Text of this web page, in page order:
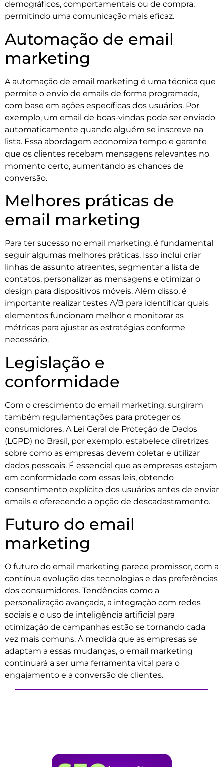
demográficos, comportamentais ou de compra,
permitindo uma comunicação mais eficaz.
Automação de email
marketing
A automação de email marketing é uma técnica que
permite o envio de emails de forma programada,
com base em ações específicas dos usuários. Por
exemplo, um email de boas-vindas pode ser enviado
automaticamente quando alguém se inscreve na
lista. Essa abordagem economiza tempo e garante
que os clientes recebam mensagens relevantes no
momento certo, aumentando as chances de
conversão.
Melhores práticas de
email marketing
Para ter sucesso no email marketing, é fundamental
seguir algumas melhores práticas. Isso inclui criar
linhas de assunto atraentes, segmentar a lista de
contatos, personalizar as mensagens e otimizar o
design para dispositivos móveis. Além disso, é
importante realizar testes A/B para identificar quais
elementos funcionam melhor e monitorar as
métricas para ajustar as estratégias conforme
necessário.
Legislação e
conformidade
Com o crescimento do email marketing, surgiram
também regulamentações para proteger os
consumidores. A Lei Geral de Proteção de Dados
(LGPD) no Brasil, por exemplo, estabelece diretrizes
sobre como as empresas devem coletar e utilizar
dados pessoais. É essencial que as empresas estejam
em conformidade com essas leis, obtendo
consentimento explícito dos usuários antes de enviar
emails e oferecendo a opção de descadastramento.
Futuro do email
marketing
O futuro do email marketing parece promissor, com a
contínua evolução das tecnologias e das preferências
dos consumidores. Tendências como a
personalização avançada, a integração com redes
sociais e o uso de inteligência artificial para
otimização de campanhas estão se tornando cada
vez mais comuns. À medida que as empresas se
adaptam a essas mudanças, o email marketing
continuará a ser uma ferramenta vital para o
engajamento e a conversão de clientes.